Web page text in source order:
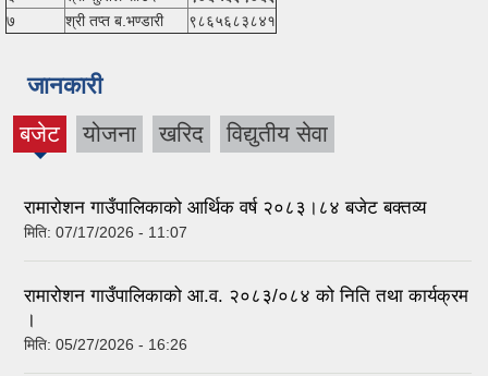
७
श्री तप्त ब.भण्डारी ९८६५६८३८४१
जानकारी
बजेट
(active
योजना खरिद विद्युतीय सेवा
रामारोशन गाउँपालिकाको आर्थिक वर्ष २०८३।८४ बजेट बक्तव्य
मिति: 07/17/2026 - 11:07
रामारोशन गाउँपालिकाको आ.व. २०८३/०८४ को निति तथा कार्यक्रम
।
मिति: 05/27/2026 - 16:26